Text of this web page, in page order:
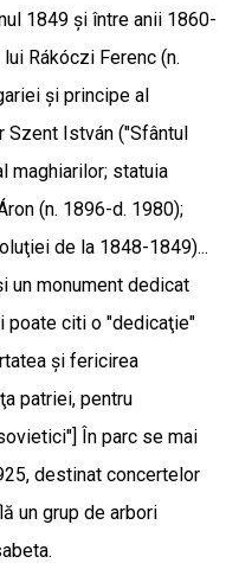
1849 și între anii 1860-
Rákóczi Ferenc (n.
și principe al
Szent István ("Sfântul
maghiarilor; statuia
(n. 1896-d. 1980);
de la 1848-1849)...
un monument dedicat
poate citi o "dedicaţie"
şi fericirea
patriei, pentru
În parc se mai
destinat concertelor
un grup de arbori